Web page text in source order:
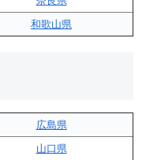
和歌山県
広島県
山口県